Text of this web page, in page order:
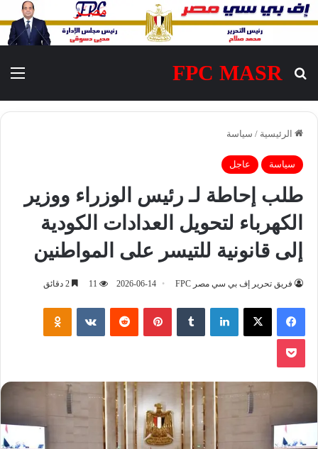
FPC MASR
بحث عن
الرئيسية / سياسة
سياسة عاجل
طلب إحاطة لـ رئيس الوزراء ووزير
الكهرباء لتحويل العدادات الكودية
إلى قانونية للتيسر على المواطنين
فريق تحرير إف بي سي مصر FPC 2026-06-14
11
فيسبوك ‫X لينكدإن بينتيريست